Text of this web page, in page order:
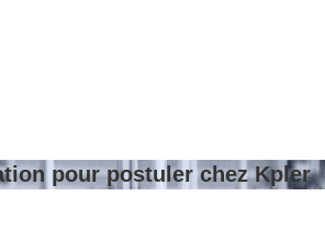
pour postuler chez Kpler